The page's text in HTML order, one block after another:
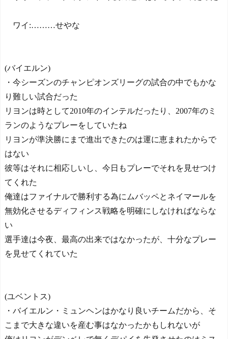
ワイ:………せやな
(バイエルン)
・今シーズンのチャンピオンズリーグの試合の中でもかな
り難しい試合だった
リヨンは時として2010年のインテルだったり、2007年のミ
ランのようなプレーをしていたね
リヨンが準決勝にまで進出できたのは運に恵まれたからで
はない
彼等はそれに相応しいし、今日もプレーでそれを見せつけ
てくれた
俺達はファイナルで勝利する為にムバッペとネイマールを
無効化させるディフィンス戦略を明確にしなければならな
い
選手達は今夜、最高の出来ではなかったが、十分なプレー
を見せてくれていた
(ユベントス)
・バイエルン・ミュンヘンはかなり良いチームだから、そ
こまで大きな違いを産む事はなかったかもしれないが